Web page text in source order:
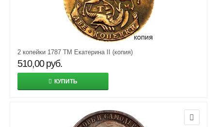
2 копейки 1787 ТМ Екатерина II (копия)
510,00 руб.
КУПИТЬ